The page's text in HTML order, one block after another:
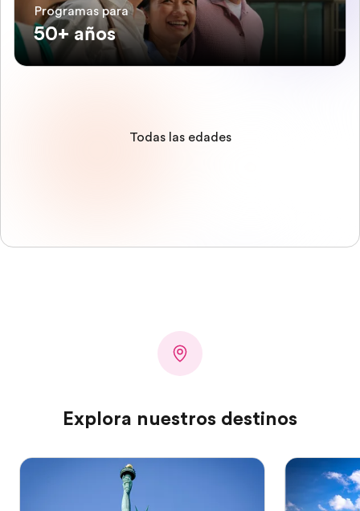
Programas para
50+ años
Todas las edades
Explora nuestros destinos